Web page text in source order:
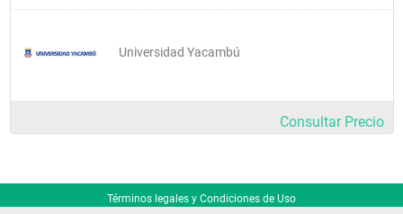
Universidad Yacambú
Consultar Precio
Términos legales y Condiciones de Uso